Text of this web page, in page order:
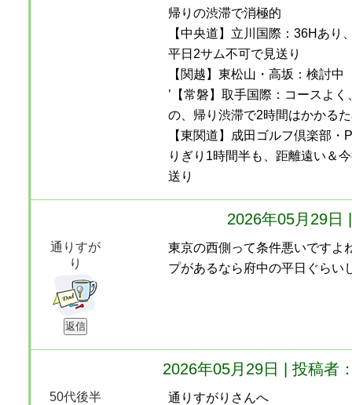
帰りの渋滞で消極的
【中央道】立川国際：36Hあり
平日2サム不可で見送り
【関越】東松山・高坂：検討中
’【常磐】取手国際：コースよ
の、帰り渋滞で2時間はかかる
【東関道】成田ゴルフ倶楽部
りぎり1時間半も、距離遠い＆
送り
2026年05月29日
通りすが
り
東京の西側って条件悪いですよ
プがあるなら府中の平日ぐらい
2026年05月29日 | 投稿者
50代後半
通りすがりさんへ